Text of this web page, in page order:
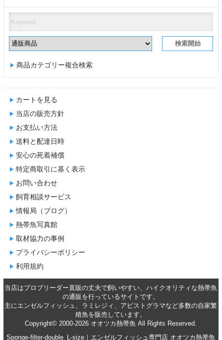
商品カテゴリー複合検索
カートを見る
当店の販売方針
お支払い方法
送料と配達日時
安心の死着補償
特定商取引に基く表示
お問い合わせ
飼育相談サービス
情報局（ブログ）
熱帯魚写真館
取材協力の事例
プライバシーポリシー
利用規約
当店はプロブリーダー直販の丈夫で飼いやすい、ハイクオリティな熱帯魚
の通販 を行っているサイトです。
主にエンゼルフィッシュ 、 ラミレジィ 、 アピストグラマなど多数の自家繁
殖魚を販売 しています。
Copyright© 2000-2026 オオツカ熱帯魚 All Rights Reserved.
Sponge-filter-double_L-size｜エンゼルフィッシュ専門店 オオツカ熱帯魚